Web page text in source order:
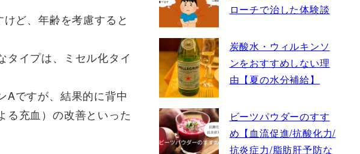
ど、年齢を考慮すると
タイプは、ミセル化タイ
Aですが、結果的に背中
る充血）の改善といった
ローチで治した体験談
炭酸水・ウィルキンソ
ンをおすすめしない理
由【夏の水分補給】
ビーツパウダーのすす
め【血流促進/抗酸化力/
抗炎症力/脂肪肝予防な